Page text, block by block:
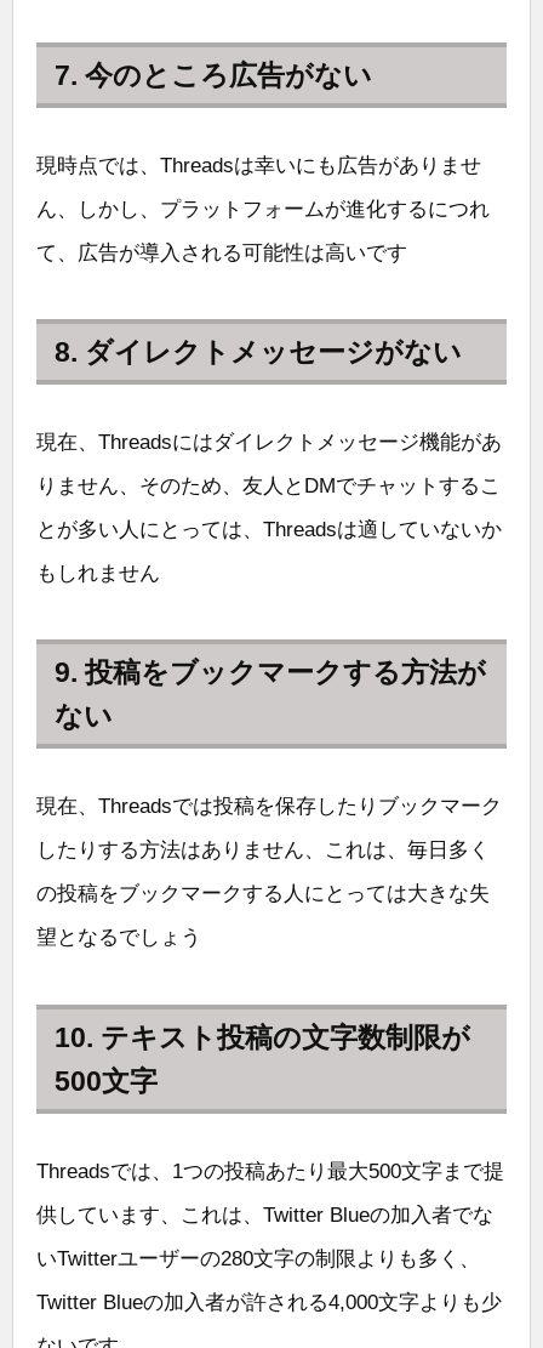
7. 今のところ広告がない
現時点では、Threadsは幸いにも広告がありませ
ん、しかし、プラットフォームが進化するにつれ
て、広告が導入される可能性は高いです
8. ダイレクトメッセージがない
現在、Threadsにはダイレクトメッセージ機能があ
りません、そのため、友人とDMでチャットするこ
とが多い人にとっては、Threadsは適していないか
もしれません
9. 投稿をブックマークする方法が
ない
現在、Threadsでは投稿を保存したりブックマーク
したりする方法はありません、これは、毎日多く
の投稿をブックマークする人にとっては大きな失
望となるでしょう
10. テキスト投稿の文字数制限が
500文字
Threadsでは、1つの投稿あたり最大500文字まで提
供しています、これは、Twitter Blueの加入者でな
いTwitterユーザーの280文字の制限よりも多く、
Twitter Blueの加入者が許される4,000文字よりも少